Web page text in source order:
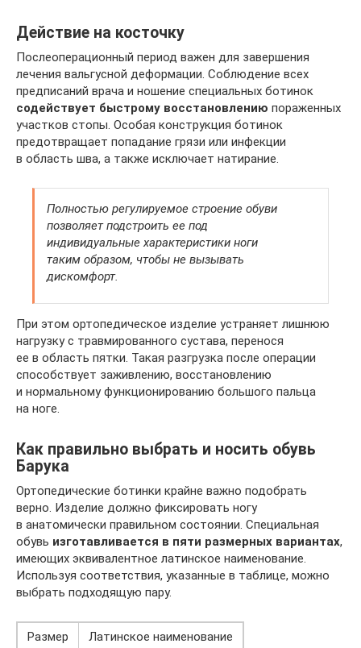
Действие на косточку
Послеоперационный период важен для завершения
лечения вальгусной деформации. Соблюдение всех
предписаний врача и ношение специальных ботинок
содействует быстрому восстановлению пораженных
участков стопы. Особая конструкция ботинок
предотвращает попадание грязи или инфекции
в область шва, а также исключает натирание.
Полностью регулируемое строение обуви
позволяет подстроить ее под
индивидуальные характеристики ноги
таким образом, чтобы не вызывать
дискомфорт.
При этом ортопедическое изделие устраняет лишнюю
нагрузку с травмированного сустава, перенося
ее в область пятки. Такая разгрузка после операции
способствует заживлению, восстановлению
и нормальному функционированию большого пальца
на ноге.
Как правильно выбрать и носить обувь
Барука
Ортопедические ботинки крайне важно подобрать
верно. Изделие должно фиксировать ногу
в анатомически правильном состоянии. Специальная
обувь изготавливается в пяти размерных вариантах,
имеющих эквивалентное латинское наименование.
Используя соответствия, указанные в таблице, можно
выбрать подходящую пару.
Размер
Латинское наименование